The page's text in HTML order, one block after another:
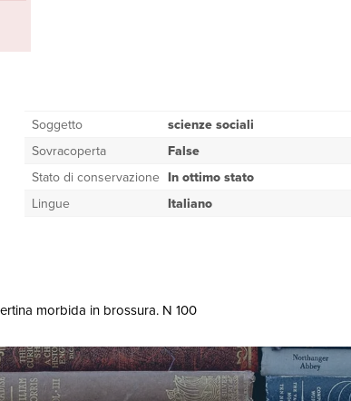
Soggetto
scienze sociali
Sovracoperta
False
Stato di conservazione In ottimo stato
Lingue
Italiano
morbida in brossura. N 100